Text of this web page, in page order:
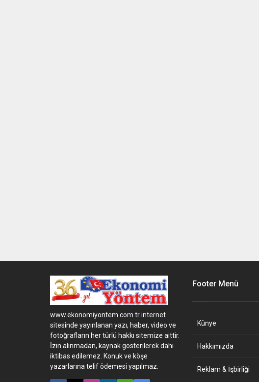
www.ekonomiyontem.com.tr internet
sitesinde yayınlanan yazı, haber, video ve
fotoğrafların her türlü hakkı sitemize aittir.
İzin alınmadan, kaynak gösterilerek dahi
iktibas edilemez. Konuk ve köşe
yazarlarına telif ödemesi yapılmaz.
Footer Menü
Künye
Hakkımızda
Reklam & İşbirliği